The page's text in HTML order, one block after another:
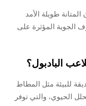
طويلة الأمد
الجوية المؤثرة على
البادبول؟
للبيئة مثل المطاط
الحيوي، والتي توفر